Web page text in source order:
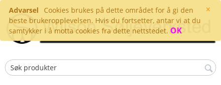
×
Advarsel
Cookies brukes på dette området for å gi den
beste brukeropplevelsen. Hvis du fortsetter, antar vi at du
samtykker i å motta cookies fra dette nettstedet. OK